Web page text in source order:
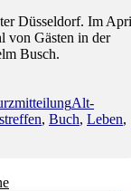
Düsseldorf. Im
von Gästen in der
Busch.
Alt-
, Buch, Leben,